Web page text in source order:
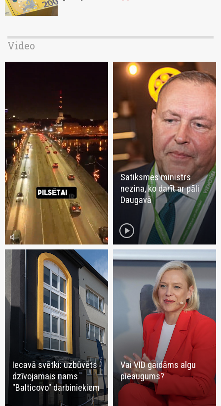
Video
volume_mute
Satiksmes ministrs
nezina, ko darīt ar pāli
Daugavā
play_circle
Iecavā svētki: uzbūvēts
dzīvojamais nams
"Balticovo" darbiniekiem
Vai VID gaidāms algu
pieaugums?